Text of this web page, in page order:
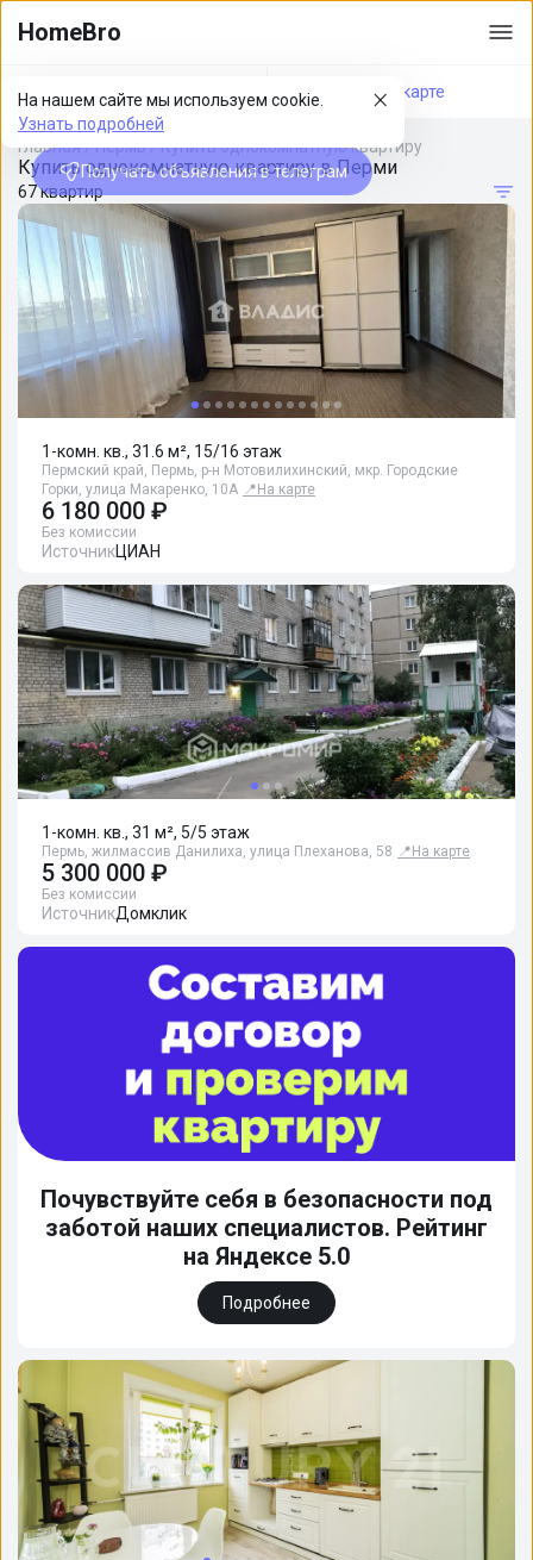
HomeBro
На нашем сайте мы используем cookie.
Узнать подробней
Получать объявления в телеграм
Фильтры На карте
Главная/Пермь/Купить однокомнатную квартиру
Купить однокомнатную квартиру в Перми
67 квартир
1-комн. кв., 31.6 м², 15/16 этаж
Пермский край, Пермь, р-н Мотовилихинский, мкр. Городские
Горки, улица Макаренко, 10А 📍 На карте
6 180 000 ₽
Без комиссии
ИсточникЦИАН
1-комн. кв., 31 м², 5/5 этаж
Пермь, жилмассив Данилиха, улица Плеханова, 58 📍 На карте
5 300 000 ₽
Без комиссии
ИсточникДомклик
Почувствуйте себя в безопасности под
заботой наших специалистов. Рейтинг
на Яндексе 5.0
Подробнее